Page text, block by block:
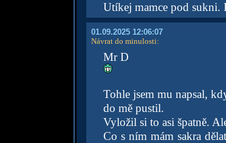
Utíkej mamce pod sukni.
01.09.2025 12:06:07
Návrat do minulosti:
Mr D
Tohle jsem mu napsal,
do mě pustil.
Vyložil si to asi špatně.
Co s ním mám sakra